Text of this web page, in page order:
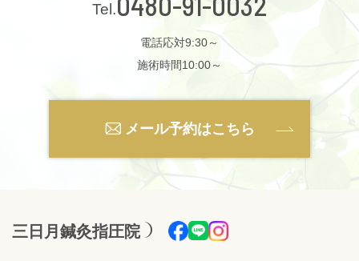
電話応対9:30～
施術時間10:00～
メール予約はこちら
三日月鍼灸指圧院